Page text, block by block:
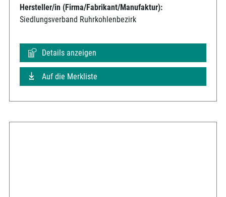
Hersteller/in (Firma/Fabrikant/Manufaktur):
Siedlungsverband Ruhrkohlenbezirk
Details anzeigen
Auf die Merkliste